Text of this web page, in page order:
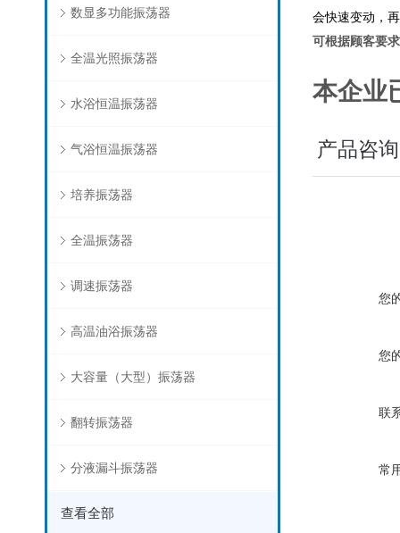
数显多功能振荡器
全温光照振荡器
水浴恒温振荡器
气浴恒温振荡器
培养振荡器
全温振荡器
调速振荡器
高温油浴振荡器
大容量（大型）振荡器
翻转振荡器
分液漏斗振荡器
查看全部
会快速变动，
可根据顾客要
本企业
产品咨询
您
您
联
常